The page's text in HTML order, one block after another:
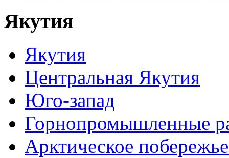
Якутия
Якутия
Центральная Якутия
Юго-запад
Горнопромышленные
Арктическое